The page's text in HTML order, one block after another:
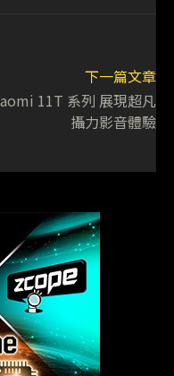
下一篇文章
11T 系列 展現超凡
攝力影音體驗